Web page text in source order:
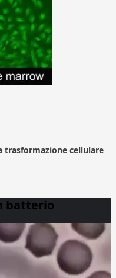
trasformazione cellulare
batterio